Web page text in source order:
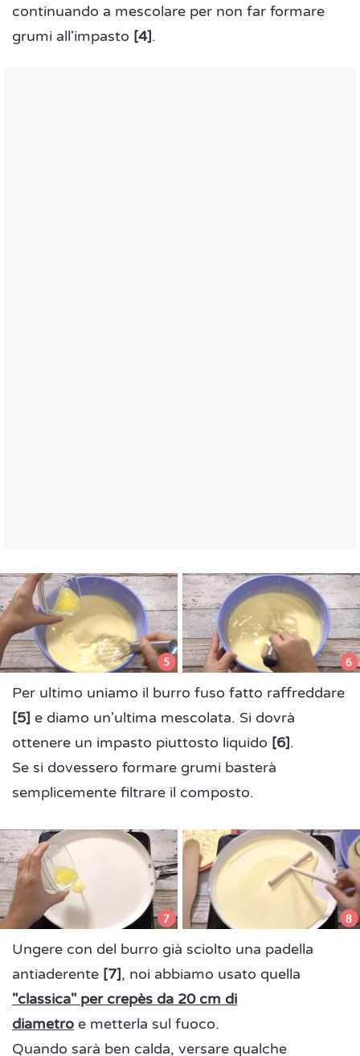
continuando a mescolare per non far formare
grumi all'impasto [4].
Per ultimo uniamo il burro fuso fatto raffreddare
[5] e diamo un'ultima mescolata. Si dovrà
ottenere un impasto piuttosto liquido [6].
Se si dovessero formare grumi basterà
semplicemente filtrare il composto.
Ungere con del burro già sciolto una padella
antiaderente [7], noi abbiamo usato quella
"classica" per crepès da 20 cm di
diametro e metterla sul fuoco.
Quando sarà ben calda, versare qualche